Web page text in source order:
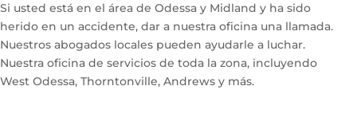
Si usted está en el área de Odessa y Midland y ha sido
herido en un accidente, dar a nuestra oficina una llamada.
Nuestros abogados locales pueden ayudarle a luchar.
Nuestra oficina de servicios de toda la zona, incluyendo
West Odessa, Thorntonville, Andrews y más.